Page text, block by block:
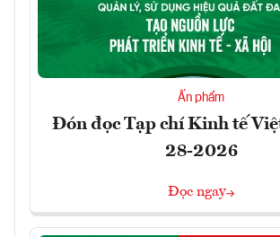
Ấn phẩm
Đón đọc Tạp chí Kinh tế
28-2026
Đọc ngay